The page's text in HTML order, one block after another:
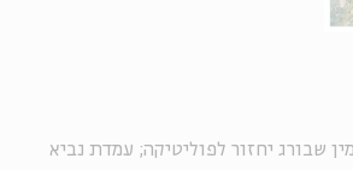
שבורג יחזור לפוליטיקה; עמדת נביא